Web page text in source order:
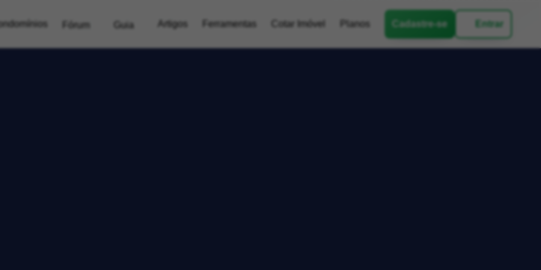
Fórum Guia Artigos Ferramentas Cotar Imóvel Planos Cadastre-se Entrar